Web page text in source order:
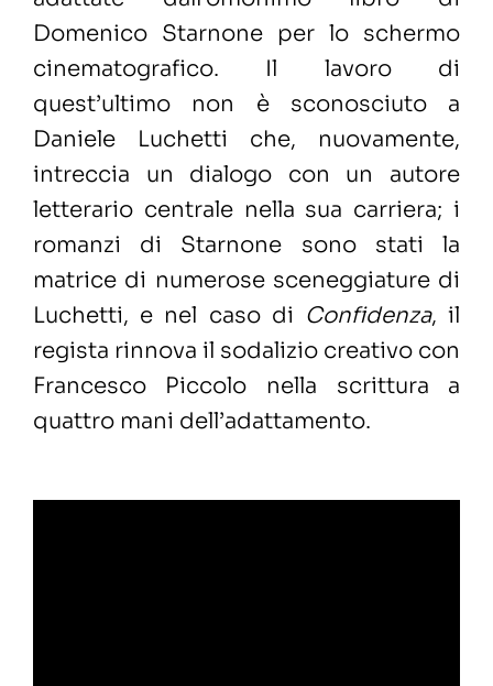
Domenico Starnone per lo schermo
cinematografico. Il lavoro di
quest’ultimo non è sconosciuto a
Daniele Luchetti che, nuovamente,
intreccia un dialogo con un autore
letterario centrale nella sua carriera; i
romanzi di Starnone sono stati la
matrice di numerose sceneggiature di
Luchetti, e nel caso di Confidenza, il
regista rinnova il sodalizio creativo con
Francesco Piccolo nella scrittura a
quattro mani dell’adattamento.